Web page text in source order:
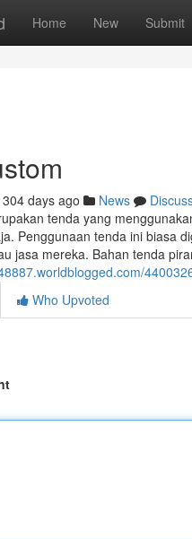
Home New Submit
304 days ago News
tenda yang
Penggunaan tenda ini biasa
jasa mereka. Bahan tenda
Who Upvoted